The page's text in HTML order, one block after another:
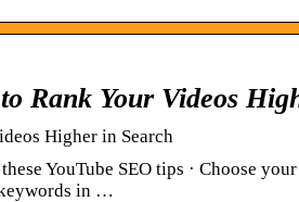
Rank Your Videos
Higher in Search
YouTube SEO tips · Choose
in …